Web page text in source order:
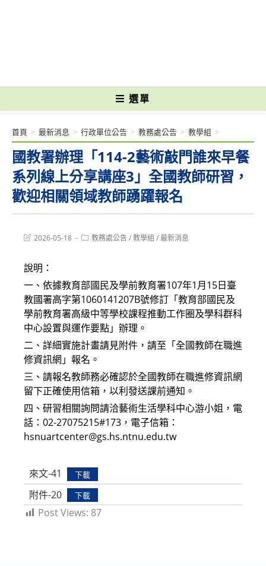
選單
國教署辦理「114-2藝術敲門誰來早餐
系列線上分享講座3」全國教師研習，
歡迎相關領域教師踴躍報名
首頁 > 最新消息 > 行政單位公告 > 教務處公告 > 教學組 >
Post2026-05-18
Post教務處公告/教學組 /最新消息
說明：
一、依據教育部國民及學前教育署107年1月15日臺
教國署高字第1060141207B號修訂「教育部國民及
學前教育署高級中等學校課程推動工作圈及學科群科
中心設置與運作要點」辦理。
二、詳細實施計畫請見附件，請至「全國教師在職進
修資訊網」報名。
三、請報名教師務必確認於全國教師在職進修資訊網
留下正確使用信箱，以利發送課前通知。
四、研習相關詢問請洽藝術生活學科中心游小姐，電
話：02-27075215#173，電子信箱：
hsnuartcenter@gs.hs.ntnu.edu.tw
來文-41 下載
附件-20 下載
Post Views: 87